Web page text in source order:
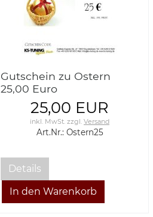
Gutschein zu Ostern
25,00 Euro
25,00 EUR
inkl. MwSt. zzgl.Versand
Art.Nr.: Ostern25
Details